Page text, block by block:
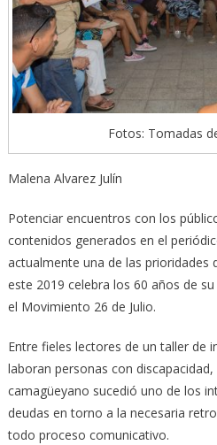
Fotos: Tomadas
Malena Alvarez Julín
Potenciar encuentros con los
contenidos generados en el
actualmente una de las prioridades
este 2019 celebra los 60 años de
el Movimiento 26 de Julio.
Entre fieles lectores de un taller de
laboran personas con
camagüeyano sucedió uno de los
deudas en torno a la necesaria
todo proceso comunicativo.